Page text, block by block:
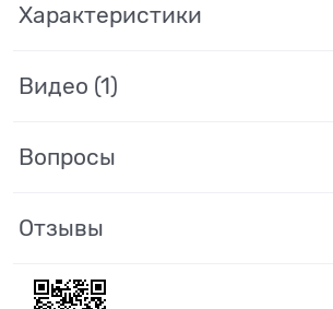
Характеристики
Видео (1)
Вопросы
Отзывы